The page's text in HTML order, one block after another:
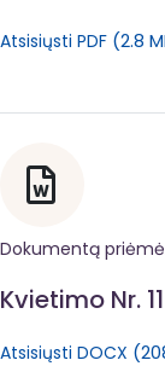
Atsisiųsti PDF 2.8
Dokumentą
Kvietimo Nr.
Atsisiųsti DOCX